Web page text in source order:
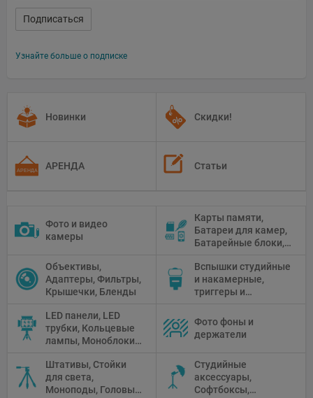
Подписаться
Узнайте больше о подписке
Новинки Скидки!
АРЕНДА Статьи
Фото и видео
камеры
Карты памяти,
Батареи для камер,
Батарейные блоки,
Объективы,
Адаптеры, Фильтры,
Крышечки, Бленды
Вспышки студийные
и накамерные,
триггеры и
LED панели, LED
трубки, Кольцевые
лампы, Моноблоки,
Флуоресцентное и
галогенное
освещение
Фото фоны и
держатели
Штативы, Стойки
для света,
Моноподы, Головы
Студийные
аксессуары,
Софтбоксы,